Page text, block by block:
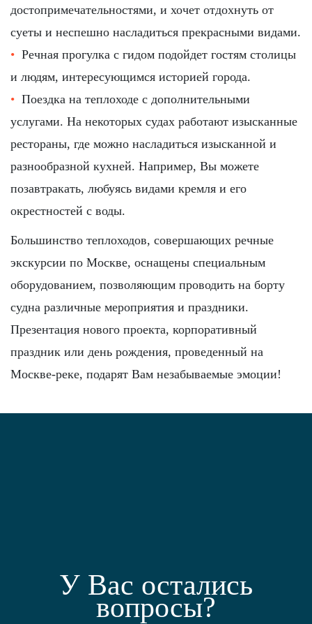
достопримечательностями, и хочет отдохнуть от
суеты и неспешно насладиться прекрасными видами.
Речная прогулка с гидом подойдет гостям столицы
и людям, интересующимся историей города.
Поездка на теплоходе с дополнительными
услугами. На некоторых судах работают изысканные
рестораны, где можно насладиться изысканной и
разнообразной кухней. Например, Вы можете
позавтракать, любуясь видами кремля и его
окрестностей с воды.
Большинство теплоходов, совершающих речные
экскурсии по Москве, оснащены специальным
оборудованием, позволяющим проводить на борту
судна различные мероприятия и праздники.
Презентация нового проекта, корпоративный
праздник или день рождения, проведенный на
Москве-реке, подарят Вам незабываемые эмоции!
У Вас остались
вопросы?